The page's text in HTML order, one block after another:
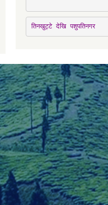
तिनखुट्टे देखि पशुपतिनगर